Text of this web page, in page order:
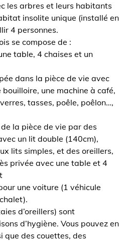
les arbres et leurs habitants
insolite unique (installé en
4 personnes.
se compose de :
table, 4 chaises et un
dans la pièce de vie avec
une machine à café,
tasses, poêle, poêlon…,
la pièce de vie par des
un lit double (140cm),
lits simples, et des oreillers,
privée avec une table et 4
une voiture (1 véhicule
d’oreillers) sont
d’hygiène. Vous pouvez en
que des couettes, des